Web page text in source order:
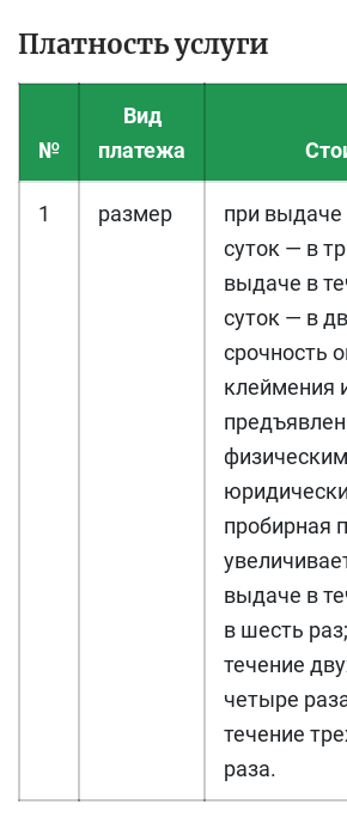
Платность услуги
№
Вид
платежа
1 размер
при выдаче
суток — в
выдаче в
суток — в
срочность
клеймения
пробирная
выдаче в
в шесть
течение
четыре
течение
раза.